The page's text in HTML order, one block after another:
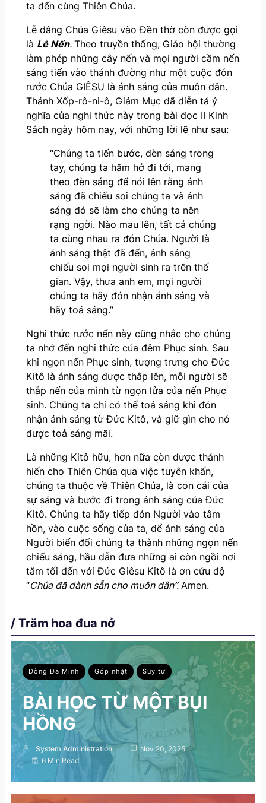
ta đến cùng Thiên Chúa.
Lễ dâng Chúa Giêsu vào Đền thờ còn được gọi
là Lễ Nến. Theo truyền thống, Giáo hội thường
làm phép những cây nến và mọi người cầm nến
sáng tiến vào thánh đường như một cuộc đón
rước Chúa GIÊSU là ánh sáng của muôn dân.
Thánh Xốp-rô-ni-ô, Giám Mục đã diễn tả ý
nghĩa của nghi thức này trong bài đọc II Kinh
Sách ngày hôm nay, với những lời lẽ như sau:
“Chúng ta tiến bước, đèn sáng trong
tay, chúng ta hăm hở đi tới, mang
theo đèn sáng để nói lên rằng ánh
sáng đã chiếu soi chúng ta và ánh
sáng đó sẽ làm cho chúng ta nên
rạng ngời. Nào mau lên, tất cả chúng
ta cùng nhau ra đón Chúa. Người là
ánh sáng thật đã đến, ánh sáng
chiếu soi mọi người sinh ra trên thế
gian. Vậy, thưa anh em, mọi người
chúng ta hãy đón nhận ánh sáng và
hãy toả sáng.”
Nghi thức rước nến này cũng nhắc cho chúng
ta nhớ đến nghi thức của đêm Phục sinh. Sau
khi ngọn nến Phục sinh, tượng trưng cho Đức
Kitô là ánh sáng được thắp lên, mỗi người sẽ
thắp nến của mình từ ngọn lửa của nến Phục
sinh. Chúng ta chỉ có thể toả sáng khi đón
nhận ánh sáng từ Đức Kitô, và giữ gìn cho nó
được toả sáng mãi.
Là những Kitô hữu, hơn nữa còn được thánh
hiến cho Thiên Chúa qua việc tuyên khấn,
chúng ta thuộc về Thiên Chúa, là con cái của
sự sáng và bước đi trong ánh sáng của Đức
Kitô. Chúng ta hãy tiếp đón Người vào tâm
hồn, vào cuộc sống của ta, để ánh sáng của
Người biến đổi chúng ta thành những ngọn nến
chiếu sáng, hầu dẫn đưa những ai còn ngồi nơi
tăm tối đến với Đức Giêsu Kitô là ơn cứu độ
“Chúa đã dành sẵn cho muôn dân”. Amen.
/ Trăm hoa đua nở
Dòng Đa Minh Góp nhặt Suy tư
BÀI HỌC TỪ MỘT BỤI
HỒNG
System Administration
Nov 20, 2025
6 Min Read